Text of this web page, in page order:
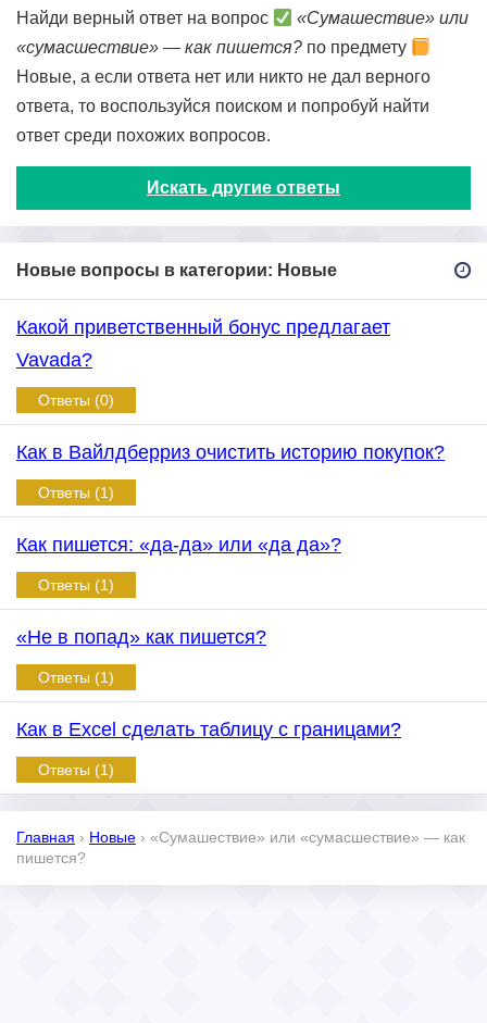
Найди верный ответ на вопрос
«Сумашествие» или
«сумасшествие» — как пишется? по предмету
Новые, а если ответа нет или никто не дал верного
ответа, то воспользуйся поиском и попробуй найти
ответ среди похожих вопросов.
Искать другие ответы
Новые вопросы в категории: Новые
Какой приветственный бонус предлагает
Vavada?
Ответы (0)
Как в Вайлдберриз очистить историю покупок?
Ответы (1)
Как пишется: «да-да» или «да да»?
Ответы (1)
«Не в попад» как пишется?
Ответы (1)
Как в Excel сделать таблицу с границами?
Ответы (1)
Главная › Новые › «Сумашествие» или «сумасшествие» — как
пишется?